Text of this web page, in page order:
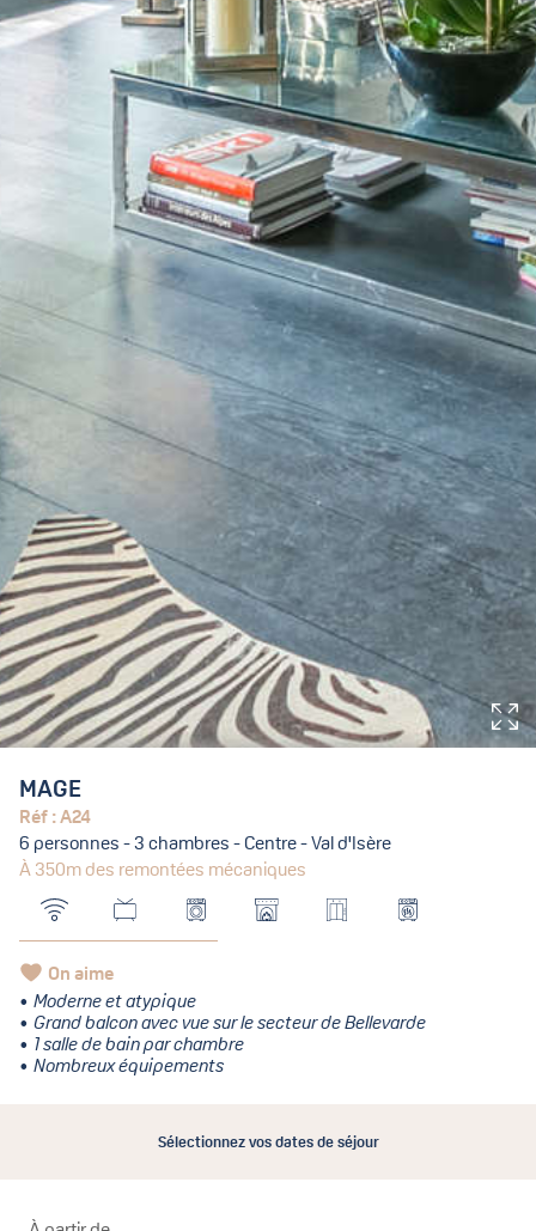
MAGE
Réf : A24
6 personnes - 3 chambres - Centre - Val d'Isère
À 350m des remontées mécaniques
On aime
Moderne et atypique
Grand balcon avec vue sur le secteur de Bellevarde
1 salle de bain par chambre
Nombreux équipements
Sélectionnez vos dates de séjour